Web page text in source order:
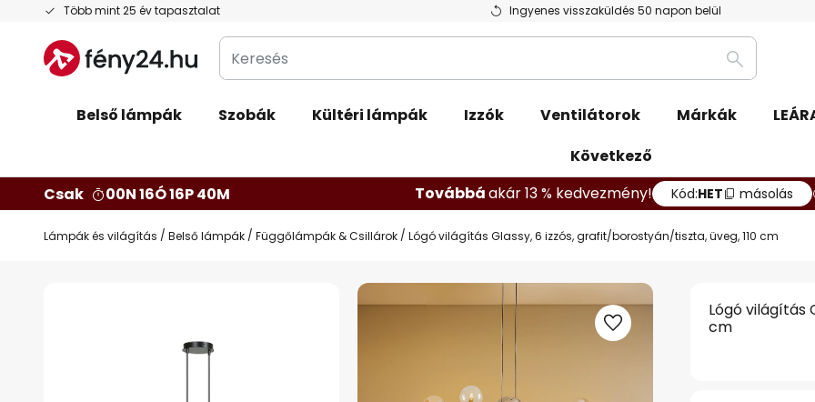
Több mint 25 év tapasztalat Ingyenes visszaküldés 50 napon belül
Ugrás
tartalomhoz
Keresés
Keresés
Belső lámpák Szobák Kültéri lámpák Izzók Ventilátorok Márkák
Következő
Csak
00N 16Ó 16P 39M Továbbáakár 13 % kedvezmény! Kód:HET másolás
Lámpák és világítás Belső lámpák Függőlámpák & Csillárok Lógó világítás Glassy, 6 izzós, grafit/borostyán/tiszta, üveg, 110 cm
Lógó világítás
cm